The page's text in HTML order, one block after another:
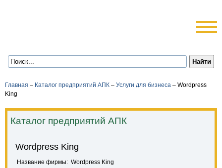
Главная – Каталог предприятий АПК – Услуги для бизнеса – Wordpress
King
Каталог предприятий АПК
Wordpress King
Название фирмы: Wordpress King